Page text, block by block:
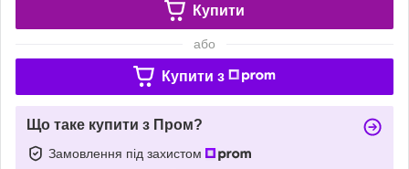
Купити
або
Купити з
Що таке купити з Пром?
Замовлення під захистом